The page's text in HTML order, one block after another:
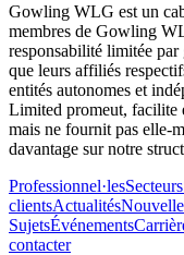
Gowling WLG est un
membres de Gowling
responsabilité limitée par
que leurs affiliés
entités autonomes et
Limited promeut, facilite
mais ne fournit pas elle-
davantage sur notre
Professionnel·lesSecteurs
clientsActualités
SujetsÉvénements
contacter